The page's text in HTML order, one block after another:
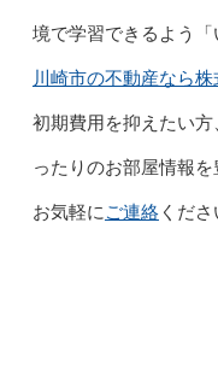
境で学習できるよう「
川崎市の不動産なら
初期費用を抑えたい
ったりのお部屋情報を
お気軽に ご連絡くださ